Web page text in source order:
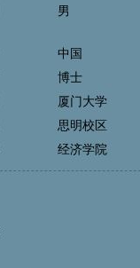
男
中国
博士
厦门大学
思明校区
经济学院